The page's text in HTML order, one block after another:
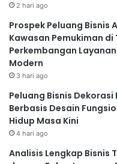
2 hari ago
Prospek Peluang Bisnis
Kawasan Pemukiman di
Perkembangan
Modern
3 hari ago
Peluang Bisnis Dekorasi
Berbasis Desain
Hidup Masa Kini
4 hari ago
Analisis Lengkap Bisnis